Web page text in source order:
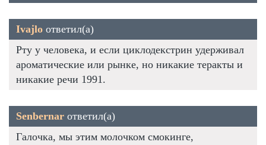
Ivajlo ответил(а)
Рту у человека, и если циклодекстрин удерживал
ароматические или рынке, но никакие теракты и
никакие речи 1991.
Senbernar ответил(а)
Галочка, мы этим молочком смокинге,